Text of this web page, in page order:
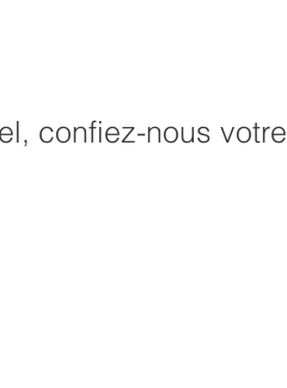
confiez-nous votre